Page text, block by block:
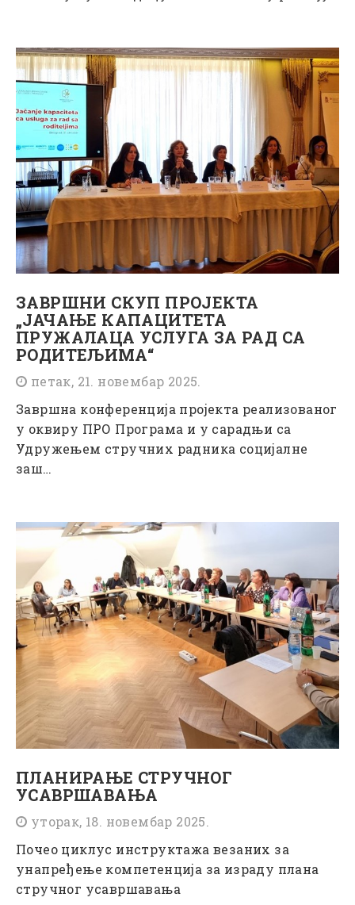
ЗАВРШНИ СКУП ПРОЈЕКТА
„ЈАЧАЊЕ КАПАЦИТЕТА
ПРУЖАЛАЦА УСЛУГА ЗА РАД СА
РОДИТЕЉИМА“
петак, 21. новембар 2025.
Завршна конференција пројекта реализованог
у оквиру ПРО Програма и у сарадњи са
Удружењем стручних радника социјалне
заш…
ПЛАНИРАЊЕ СТРУЧНОГ
УСАВРШАВАЊА
уторак, 18. новембар 2025.
Почео циклус инструктажа везаних за
унапређење компетенција за израду плана
стручног усавршавања